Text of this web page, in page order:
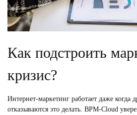
Как подстроить
кризис?
Интернет-маркетинг работает даже когда
отказываются это делать. BPM-Cloud